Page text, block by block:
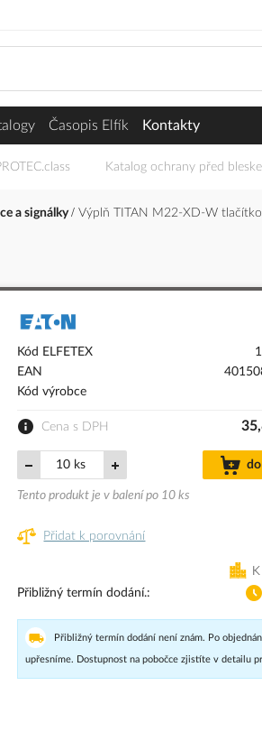
Časopis Elfík Kontakty
Katalog ochrany před
a signálky Výplň TITAN M22-XD-W
Kód ELFETEX
EAN
Kód výrobce
Cena s DPH
ks
Tento produkt je v balení po 10 ks
Přidat k porovnání
Přibližný termín dodání.
Přibližný termín dodání není znám. Po
upřesníme. Dostupnost na pobočce zjistíte v detailu